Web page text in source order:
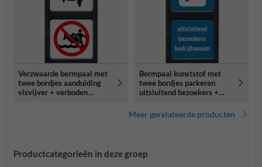
Verzwaarde bermpaal met
twee bordjes aanduiding
visvijver + verboden
Bermpaal kunststof met
twee bordjes parkeren
uitsluitend bezoekers +
reflecterend
Meer gerelateerde producten
Productcategorieën in deze groep